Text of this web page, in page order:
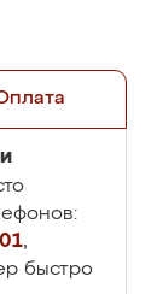
,
быстро